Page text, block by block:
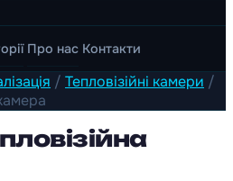
Про нас Контакти
/ Тепловізійні камери /